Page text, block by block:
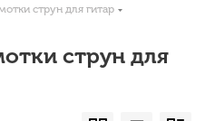
струн для гитар
струн для